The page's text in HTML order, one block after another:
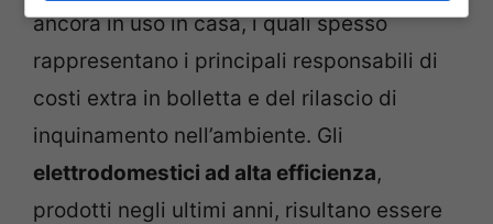
ancora in uso in casa, i quali spesso
rappresentano i principali responsabili di
costi extra in bolletta e del rilascio di
inquinamento nell’ambiente. Gli
elettrodomestici ad alta efficienza,
prodotti negli ultimi anni, risultano essere